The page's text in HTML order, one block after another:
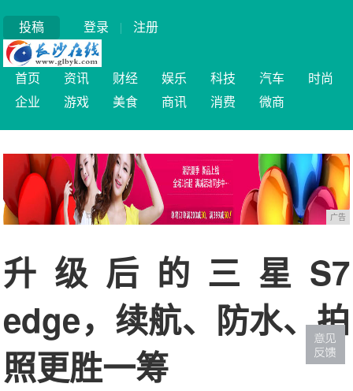
投稿 登录 | 注册
首页 资讯 财经 娱乐 科技 汽车
时尚
企业
游戏 美食 商讯 消费 微商
广告
升级后的三星S7
edge，续航、防水、拍
照更胜一筹